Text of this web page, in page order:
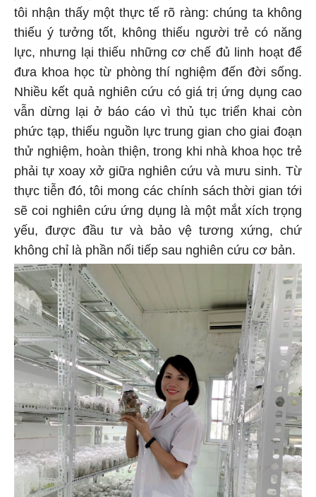
tôi nhận thấy một thực tế rõ ràng: chúng ta không
thiếu ý tưởng tốt, không thiếu người trẻ có năng
lực, nhưng lại thiếu những cơ chế đủ linh hoạt để
đưa khoa học từ phòng thí nghiệm đến đời sống.
Nhiều kết quả nghiên cứu có giá trị ứng dụng cao
vẫn dừng lại ở báo cáo vì thủ tục triển khai còn
phức tạp, thiếu nguồn lực trung gian cho giai đoạn
thử nghiệm, hoàn thiện, trong khi nhà khoa học trẻ
phải tự xoay xở giữa nghiên cứu và mưu sinh. Từ
thực tiễn đó, tôi mong các chính sách thời gian tới
sẽ coi nghiên cứu ứng dụng là một mắt xích trọng
yếu, được đầu tư và bảo vệ tương xứng, chứ
không chỉ là phần nối tiếp sau nghiên cứu cơ bản.